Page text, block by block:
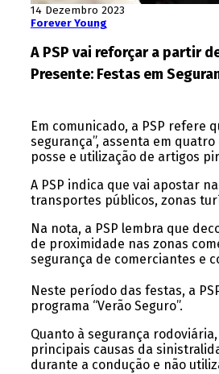
14 Dezembro 2023
Forever Young
A PSP vai reforçar a partir
Presente: Festas em
Em comunicado, a PSP refere
segurança”, assenta em
posse e utilização de artigos
A PSP indica que vai apostar
transportes públicos, zonas
Na nota, a PSP lembra que
de proximidade nas zonas
segurança de comerciantes e
Neste período das festas, a
programa “Verão Seguro”.
Quanto à segurança
principais causas da
durante a condução e não